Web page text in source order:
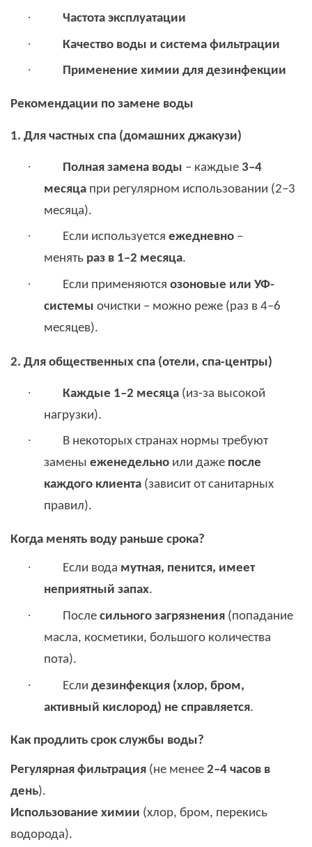
· Частота эксплуатации
· Качество воды и система фильтрации
· Применение химии для дезинфекции
Рекомендации по замене воды
1. Для частных спа (домашних джакузи)
· Полная замена воды – каждые 3–4
месяца при регулярном использовании (2–3
месяца).
· Если используется ежедневно –
менять раз в 1–2 месяца.
· Если применяются озоновые или УФ-
системы очистки – можно реже (раз в 4–6
месяцев).
2. Для общественных спа (отели, спа-центры)
· Каждые 1–2 месяца (из-за высокой
нагрузки).
·
В некоторых странах нормы требуют
замены еженедельно или даже после
каждого клиента (зависит от санитарных
правил).
Когда менять воду раньше срока?
· Если вода мутная, пенится, имеет
неприятный запах.
· После сильного загрязнения (попадание
масла, косметики, большого количества
пота).
· Если дезинфекция (хлор, бром,
активный кислород) не справляется.
Как продлить срок службы воды?
Регулярная фильтрация (не менее 2–4 часов в
день).
Использование химии (хлор, бром, перекись
водорода).